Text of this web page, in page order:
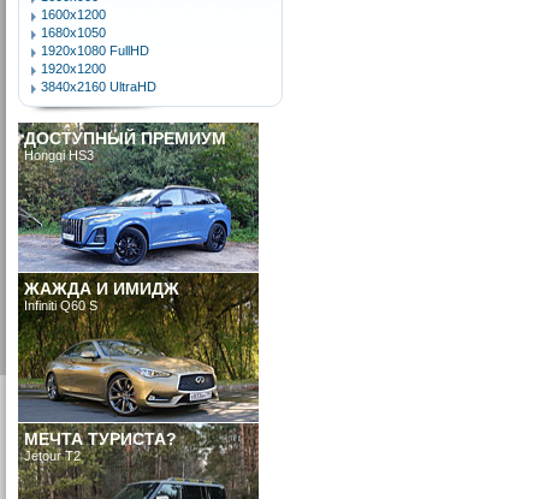
1600x1200
1680x1050
1920x1080 FullHD
1920x1200
3840x2160 UltraHD
ДОСТУПНЫЙ ПРЕМИУМ
Hongqi HS3
ЖАЖДА И ИМИДЖ
Infiniti Q60 S
МЕЧТА ТУРИСТА?
Jetour T2